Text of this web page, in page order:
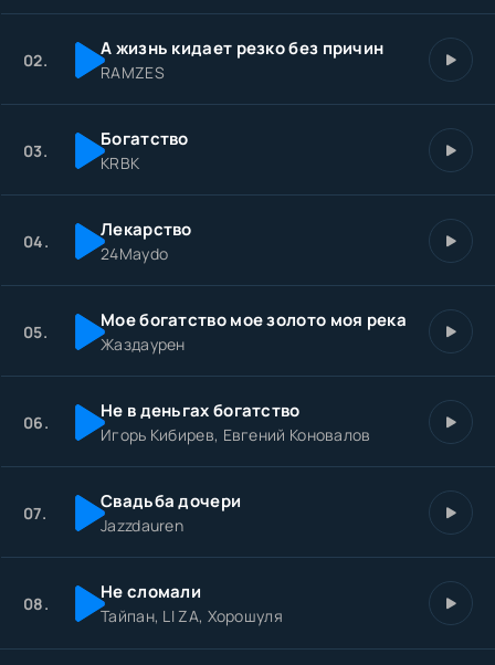
02. А жизнь кидает резко без причин
RAMZES
03. Богатство
KRBK
04. Лекарство
24Maydo
05. Мое богатство мое золото моя река
Жаздаурен
06. Не в деньгах богатство
Игорь Кибирев, Евгений Коновалов
07. Свадьба дочери
Jazzdauren
08. Не сломали
Тайпан, LI ZA, Хорошуля